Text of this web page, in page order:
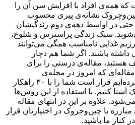
همه‌ی افراد با افزایش سن آن را
نشانه‌ی پیری محسوب
حتی در اواسط دهه‌ی دوم زندگیشان
سبک زندگی پراسترس و شلوغ،
غذایی نامناسب همگی می‌توانند
داشته باشند. اگر شما هم دچار
مقاله‌ی درستی را برای
مقاله‌‌ای که امروز در مجله‌ی
دیجی‌استایل برایتان آماده کرده‌ایم قرار است شما را با ۳۰ راهکار
کنیم. با استفاده از این روش‌ها
علاوه بر این در انتهای مقاله
با چین‌وچروک در اختیارتان قرار
کنار ما باشید.